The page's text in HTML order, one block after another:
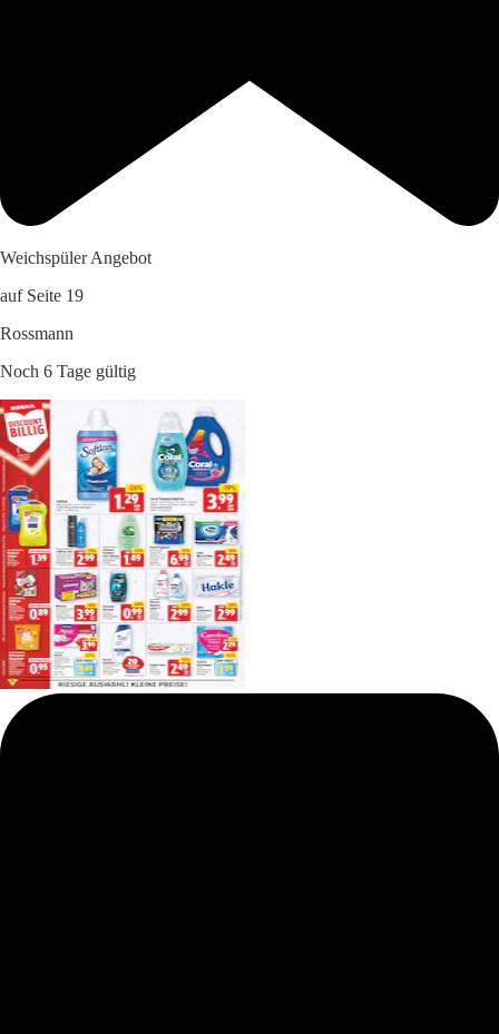
Weichspüler Angebot
auf Seite 19
Rossmann
Noch 6 Tage gültig